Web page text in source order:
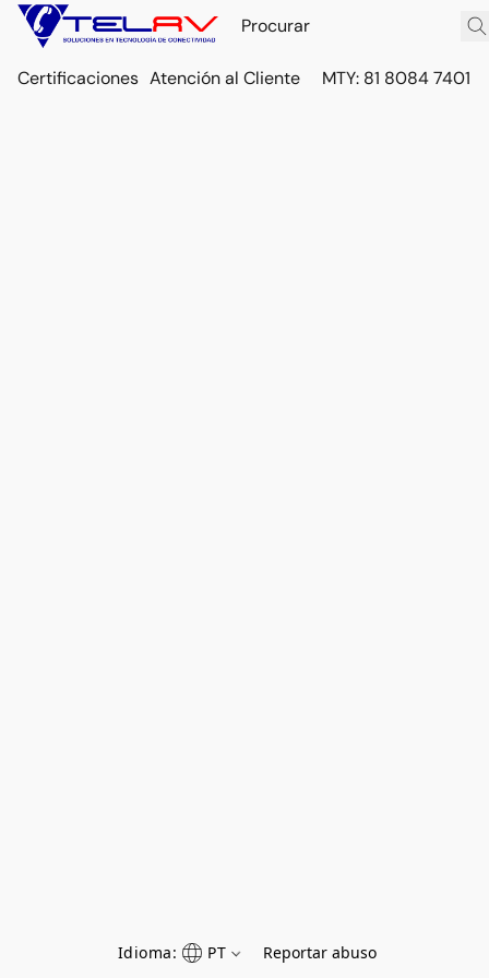
Certificaciones Atención al Cliente MTY: 81 8084 7401
Idioma: PT Reportar abuso